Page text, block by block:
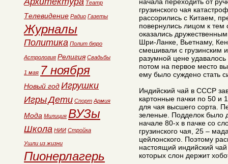
грузинского чая
рассорились с Китаем,
повернулись лицом к тем
оказались
Шри-Ланке, Вьетнаму,
смешивали с грузинским
разумной цене
потом на первое место
ему было суждено стать
Индийский чай в СССР
картонные пачки по 50 и
для чая высшего сорта.
зеленые. Подделок было
начале 80-х в пачке со
грузинского чая, 25 –
цейлонского. Поэтому
настоящий индийский
которых слон держит
Театр
Телевидение Радио Газеты
Журналы
Политика Полит бюро
Астрология Религия Свадьбы
1 мая 7 ноября
Новый годИгрушки
ИгрыДети Спорт Армия
Мода Милиция ВУЗы
Школа НИИ Стройка
Ушли из жизни
Пионерлагерь